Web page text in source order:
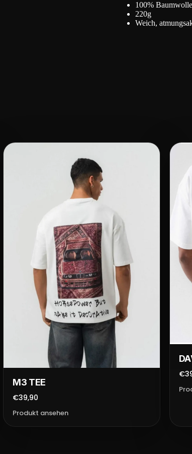
100% Baumwolle
220g
Weich,
M3 TEE
€39,90
Produkt ansehen